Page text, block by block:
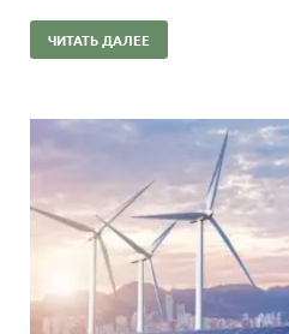
ЧИТАТЬ ДАЛЕЕ